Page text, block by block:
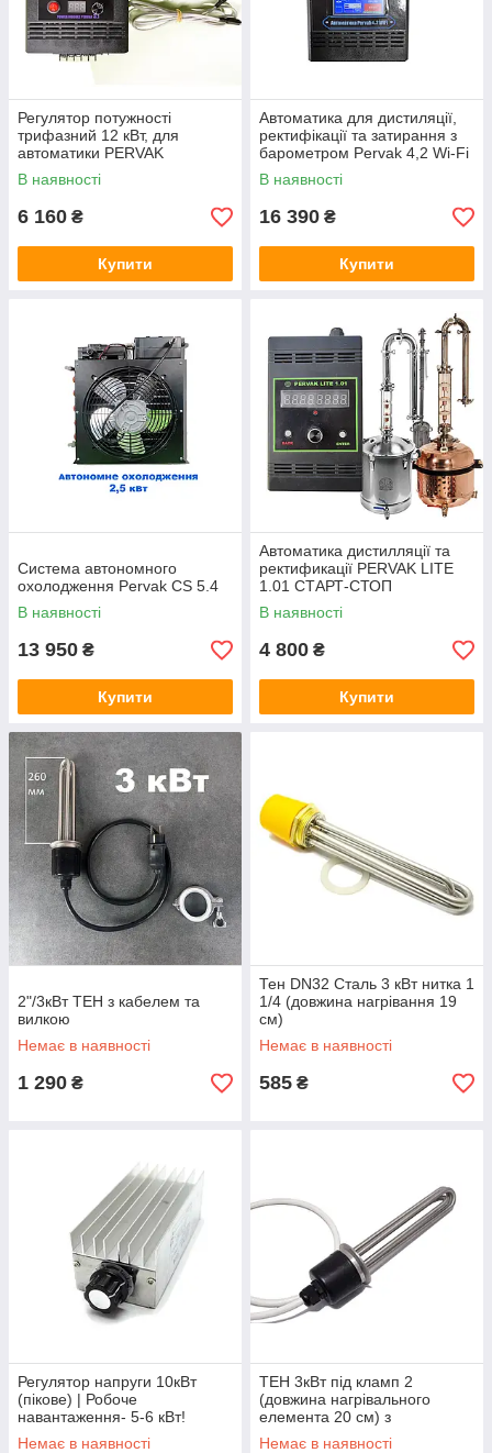
Регулятор потужності
трифазний 12 кВт, для
автоматики PERVAK
В наявності
6 160 ₴
Купити
Автоматика для дистиляції,
ректифікації та затирання з
барометром Pervak 4,2 Wi-Fi
В наявності
16 390 ₴
Купити
Система автономного
охолодження Pervak CS 5.4
В наявності
13 950 ₴
Купити
Автоматика дистилляції та
ректификації PERVAK LITE
1.01 СТАРТ-СТОП
В наявності
4 800 ₴
Купити
2"/3кВт ТЕН з кабелем та
вилкою
Немає в наявності
1 290 ₴
Тен DN32 Сталь 3 кВт нитка 1
1/4 (довжина нагрівання 19
см)
Немає в наявності
585 ₴
Регулятор напруги 10кВт
(пікове) | Робоче
навантаження- 5-6 кВт!
Немає в наявності
ТЕН 3кВт під кламп 2
(довжина нагрівального
елемента 20 см) з
підключенням
Немає в наявності